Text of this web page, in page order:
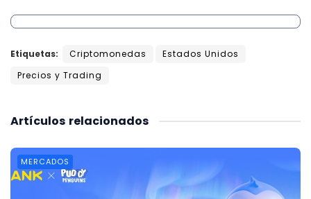
Etiquetas: Criptomonedas
Estados Unidos
Precios y Trading
relacionados
Artículos
MERCADOS